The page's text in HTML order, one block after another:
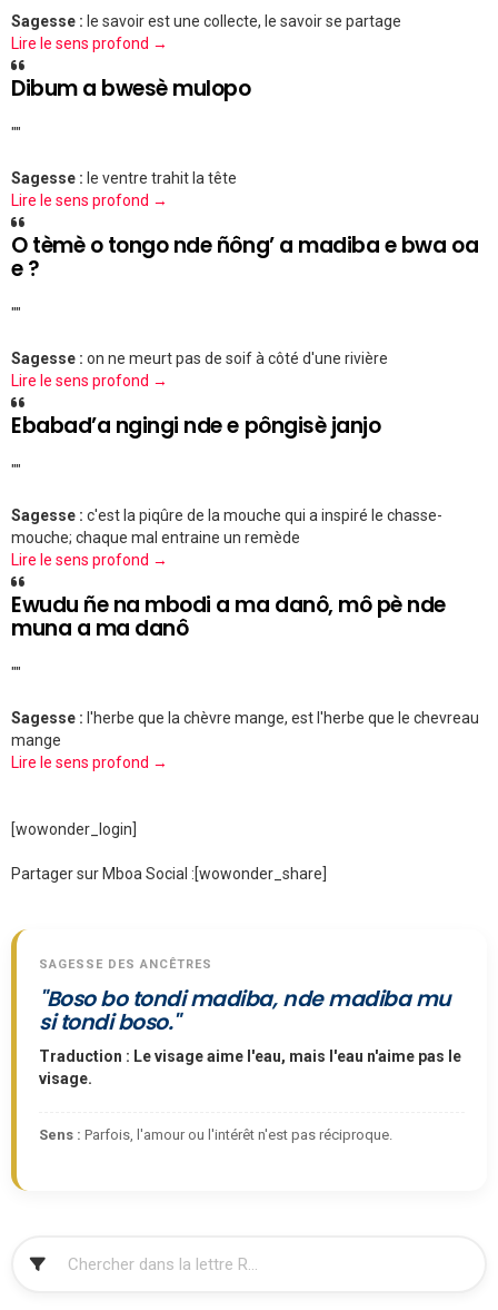
Sagesse : le savoir est une collecte, le savoir se partage
Lire le sens profond →
Dibum a bwesè mulopo
""
Sagesse : le ventre trahit la tête
Lire le sens profond →
O tèmè o tongo nde ñông’ a madiba e bwa oa
e ?
""
Sagesse : on ne meurt pas de soif à côté d'une rivière
Lire le sens profond →
Ebabad’a ngingi nde e pôngisè janjo
""
Sagesse : c'est la piqûre de la mouche qui a inspiré le chasse-
mouche; chaque mal entraine un remède
Lire le sens profond →
Ewudu ñe na mbodi a ma danô, mô pè nde
muna a ma danô
""
Sagesse : l'herbe que la chèvre mange, est l'herbe que le chevreau
mange
Lire le sens profond →
[wowonder_login]
Partager sur Mboa Social :[wowonder_share]
SAGESSE DES ANCÊTRES
"Boso bo tondi madiba, nde madiba mu
si tondi boso."
Traduction : Le visage aime l'eau, mais l'eau n'aime pas le
visage.
Sens : Parfois, l'amour ou l'intérêt n'est pas réciproque.